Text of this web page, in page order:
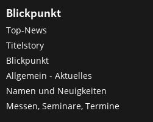
Blickpunkt
Top-News
Titelstory
Blickpunkt
Allgemein - Aktuelles
Namen und Neuigkeiten
Messen, Seminare, Termine